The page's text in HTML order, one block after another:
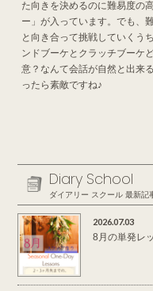
た向きを決めるのに難易度の
ー」が入っています。でも、
と向き合って挑戦していくう
ンドブーケとクラッチブーケ
意？なんて会話が自然と出来
ったら素敵ですね♪
Diary School
ダイアリー スクール 最新記
2026.07.03
8月の単発レ